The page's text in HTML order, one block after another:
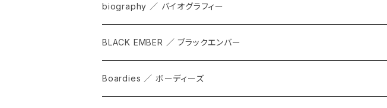
bag
cap
grove
biography ／ バイオグラフィー
BLACK EMBER ／ ブラックエンバー
ALL
Boardies ／ ボーディーズ